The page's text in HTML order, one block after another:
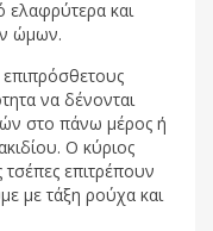
ελαφρύτερα και
ώμων.
να δένονται
στο πάνω μέρος ή
Ο κύριος
τσέπες επιτρέπουν
με τάξη ρούχα και